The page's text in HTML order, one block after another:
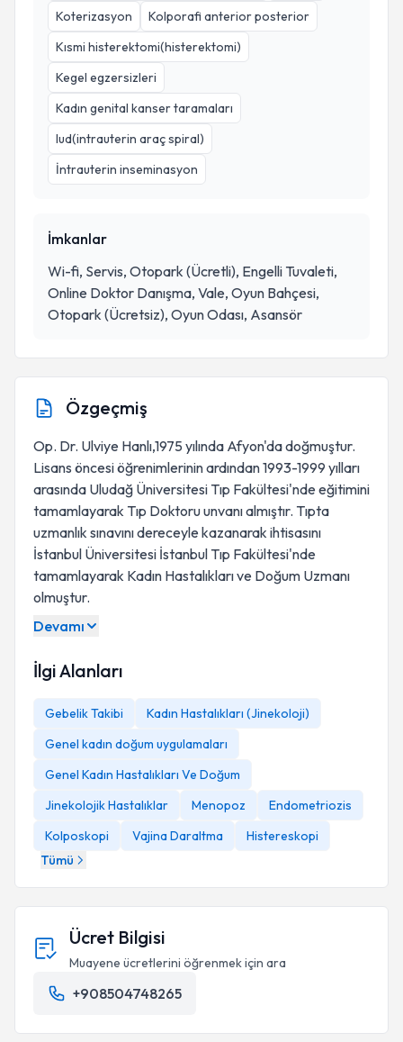
Koterizasyon
Kolporafi anterior posterior
Kısmi histerektomi(histerektomi)
Kegel egzersizleri
Kadın genital kanser taramaları
Iud(intrauterin araç spiral)
İntrauterin inseminasyon
İmkanlar
Wi-fi, Servis, Otopark (Ücretli), Engelli Tuvaleti,
Online Doktor Danışma, Vale, Oyun Bahçesi,
Otopark (Ücretsiz), Oyun Odası, Asansör
Özgeçmiş
Op. Dr. Ulviye Hanlı,1975 yılında Afyon'da doğmuştur.
Lisans öncesi öğrenimlerinin ardından 1993-1999 yılları
arasında Uludağ Üniversitesi Tıp Fakültesi'nde eğitimini
tamamlayarak Tıp Doktoru unvanı almıştır. Tıpta
uzmanlık sınavını dereceyle kazanarak ihtisasını
İstanbul Üniversitesi İstanbul Tıp Fakültesi'nde
tamamlayarak Kadın Hastalıkları ve Doğum Uzmanı
olmuştur.
Devamı
İlgi Alanları
Gebelik Takibi
Kadın Hastalıkları (Jinekoloji)
Genel kadın doğum uygulamaları
Genel Kadın Hastalıkları Ve Doğum
Jinekolojik Hastalıklar
Menopoz
Endometriozis
Kolposkopi
Vajina Daraltma
Histereskopi
Tümü
Ücret Bilgisi
Muayene ücretlerini öğrenmek için ara
+908504748265